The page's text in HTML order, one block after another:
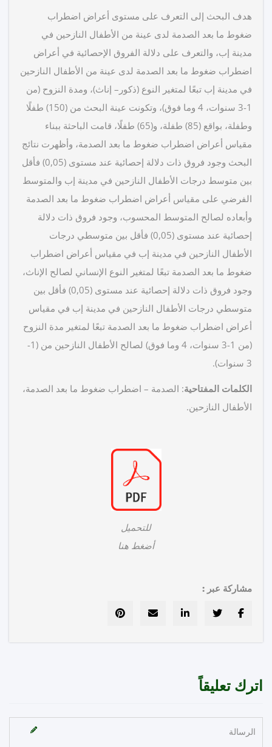
هدف البحث إلى التعرف على مستوى أعراض اضطراب
ضغوط ما بعد الصدمة لدى عينة من الأطفال النازحين في
مدينة إب، والتعرف على دلالة الفروق الإحصائية في أعراض
اضطراب ضغوط ما بعد الصدمة لدى عينة من الأطفال النازحين
في مدينة إب تبعًا لمتغير النوع (ذكور– إناث)، ومدة النزوح (من
1-3 سنوات، 4 وما فوق)، وتكونت عينة البحث من (150) طفلًا
وطفلة، بواقع (85) طفلة، و(65) طفلًا، قامت الباحثة ببناء
مقياس أعراض اضطراب ضغوط ما بعد الصدمة، وأظهرت نتائج
البحث وجود فروق ذات دلالة إحصائية عند مستوى (0,05) فأقل
بين متوسط درجات الأطفال النازحين في مدينة إب والمتوسط
الفرضي على مقياس أعراض اضطراب ضغوط ما بعد الصدمة
وأبعاده لصالح المتوسط المحسوب، وجود فروق ذات دلالة
إحصائية عند مستوى (0,05) فأقل بين متوسطي درجات
الأطفال النازحين في مدينة إب في مقياس أعراض اضطراب
ضغوط ما بعد الصدمة تبعًا لمتغير النوع الإنساني لصالح الإناث،
وجود فروق ذات دلالة إحصائية عند مستوى (0,05) فأقل بين
متوسطي درجات الأطفال النازحين في مدينة إب في مقياس
أعراض اضطراب ضغوط ما بعد الصدمة تبعًا لمتغير مدة النزوح
(من 1-3 سنوات، 4 وما فوق) لصالح الأطفال النازحين من (1-
الكلمات المفتاحية: الصدمة – اضطراب ضغوط ما بعد الصدمة،
الأطفال النازحين.
للتحميل
أضغط هنا
مشاركة عبر :
تعليقاً